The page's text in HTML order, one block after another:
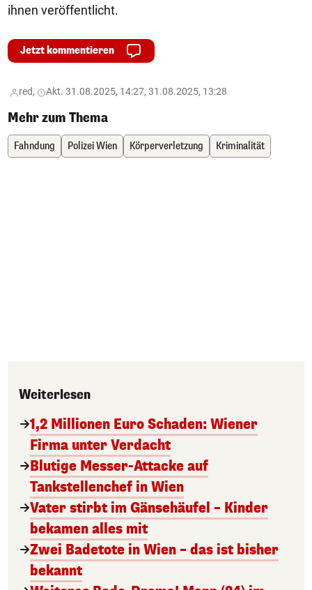
ihnen veröffentlicht.
Jetzt kommentieren
red, Akt. 31.08.2025, 14:27, 31.08.2025, 13:28
Mehr zum Thema
Fahndung Polizei Wien Körperverletzung Kriminalität
Weiterlesen
1,2 Millionen Euro Schaden: Wiener
Firma unter Verdacht
Blutige Messer-Attacke auf
Tankstellenchef in Wien
Vater stirbt im Gänsehäufel – Kinder
bekamen alles mit
Zwei Badetote in Wien – das ist bisher
bekannt